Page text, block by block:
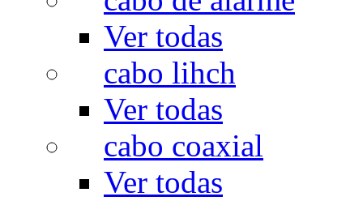
Ver todas
cabo lihch
Ver todas
cabo coaxial
Ver todas